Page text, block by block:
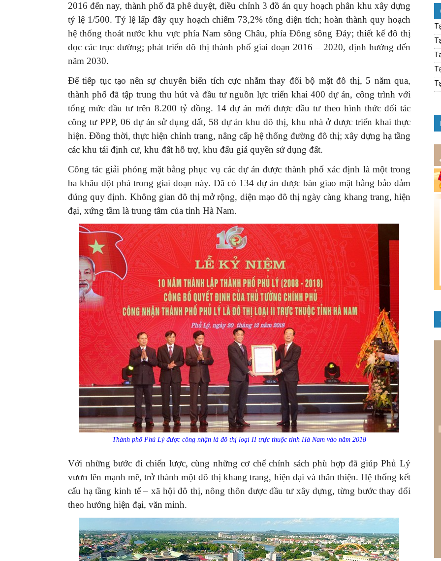
2016 đến nay, thành phố đã phê duyệt, điều chỉnh 3 đồ án quy hoạch phân khu xây dựng
tỷ lệ 1/500. Tỷ lệ lấp đầy quy hoạch chiếm 73,2% tổng diện tích; hoàn thành quy hoạch
hệ thống thoát nước khu vực phía Nam sông Châu, phía Đông sông Đáy; thiết kế đô thị
dọc các trục đường; phát triển đô thị thành phố giai đoạn 2016 – 2020, định hướng đến
năm 2030.
Để tiếp tục tạo nên sự chuyển biến tích cực nhằm thay đổi bộ mặt đô thị, 5 năm qua,
thành phố đã tập trung thu hút và đầu tư nguồn lực triển khai 400 dự án, công trình với
tổng mức đầu tư trên 8.200 tỷ đồng. 14 dự án mới được đầu tư theo hình thức đối tác
công tư PPP, 06 dự án sử dụng đất, 58 dự án khu đô thị, khu nhà ở được triển khai thực
hiện. Đồng thời, thực hiện chỉnh trang, nâng cấp hệ thống đường đô thị; xây dựng hạ tầng
các khu tái định cư, khu đất hỗ trợ, khu đấu giá quyền sử dụng đất.
Công tác giải phóng mặt bằng phục vụ các dự án được thành phố xác định là một trong
ba khâu đột phá trong giai đoạn này. Đã có 134 dự án được bàn giao mặt bằng bảo đảm
đúng quy định. Không gian đô thị mở rộng, diện mạo đô thị ngày càng khang trang, hiện
đại, xứng tầm là trung tâm của tỉnh Hà Nam.
Thành phố Phủ Lý được công nhận là đô thị loại II trực thuộc tỉnh Hà Nam vào năm 2018
Với những bước đi chiến lược, cùng những cơ chế chính sách phù hợp đã giúp Phủ Lý
vươn lên mạnh mẽ, trở thành một đô thị khang trang, hiện đại và thân thiện. Hệ thống kết
cấu hạ tầng kinh tế – xã hội đô thị, nông thôn được đầu tư xây dựng, từng bước thay đổi
theo hướng hiện đại, văn minh.